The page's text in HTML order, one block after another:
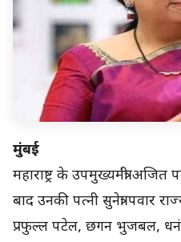
मुंबई
महाराष्ट्र के उपमुख्यमंत्री
बाद उनकी पत्नी सुनेत्रा पवार
प्रफुल्ल पटेल, छगन भुजबल,